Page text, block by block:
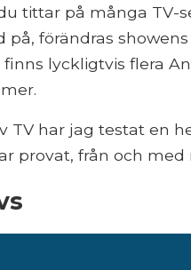
tittar på många TV-
på, förändras
finns lyckligtvis flera
TV har jag testat en
provat, från och med